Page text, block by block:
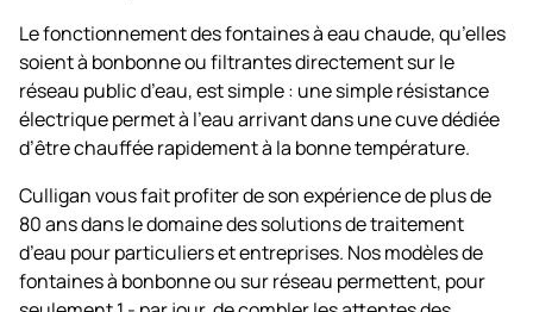
Le fonctionnement des fontaines à eau chaude, qu’elles
soient à bonbonne ou filtrantes directement sur le
réseau public d’eau, est simple : une simple résistance
électrique permet à l’eau arrivant dans une cuve dédiée
d’être chauffée rapidement à la bonne température.
Culligan vous fait profiter de son expérience de plus de
80 ans dans le domaine des solutions de traitement
d’eau pour particuliers et entreprises. Nos modèles de
fontaines à bonbonne ou sur réseau permettent, pour